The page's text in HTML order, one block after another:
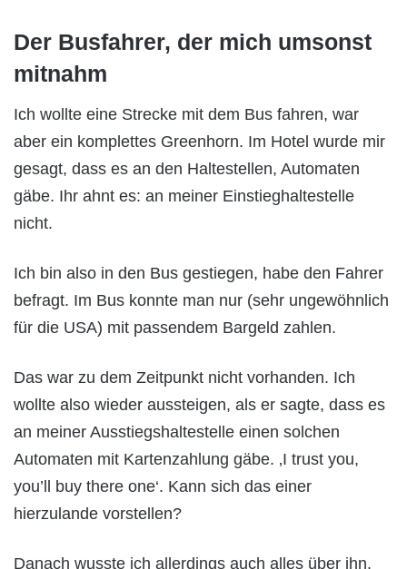
Der Busfahrer, der mich umsonst
mitnahm
Ich wollte eine Strecke mit dem Bus fahren, war
aber ein komplettes Greenhorn. Im Hotel wurde mir
gesagt, dass es an den Haltestellen, Automaten
gäbe. Ihr ahnt es: an meiner Einstieghaltestelle
nicht.
Ich bin also in den Bus gestiegen, habe den Fahrer
befragt. Im Bus konnte man nur (sehr ungewöhnlich
für die USA) mit passendem Bargeld zahlen.
Das war zu dem Zeitpunkt nicht vorhanden. Ich
wollte also wieder aussteigen, als er sagte, dass es
an meiner Ausstiegshaltestelle einen solchen
Automaten mit Kartenzahlung gäbe. ‚I trust you,
you’ll buy there one‘. Kann sich das einer
hierzulande vorstellen?
Danach wusste ich allerdings auch alles über ihn,